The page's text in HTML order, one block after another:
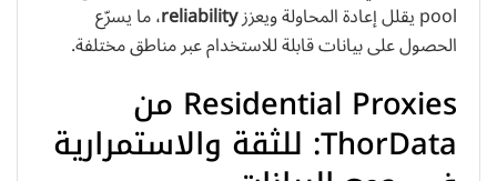
pool يقلل إعادة المحاولة ويعزز reliability، ما يسرّع
الحصول على بيانات قابلة للاستخدام عبر مناطق مختلفة.
Residential Proxies من
ThorData: للثقة والاستمرارية